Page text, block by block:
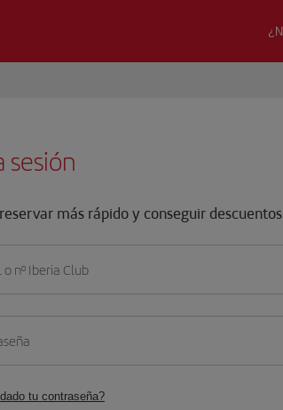
sesión
más rápido y conseguir descuentos
o nº Iberia Club
tu contraseña?